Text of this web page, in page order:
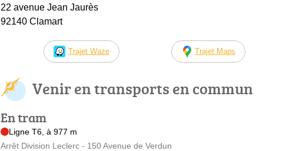
22 avenue Jean Jaurès
92140 Clamart
Trajet Waze Trajet Maps
Venir en transports en commun
En tram
Ligne T6, à 977 m
Arrêt Division Leclerc - 150 Avenue de Verdun